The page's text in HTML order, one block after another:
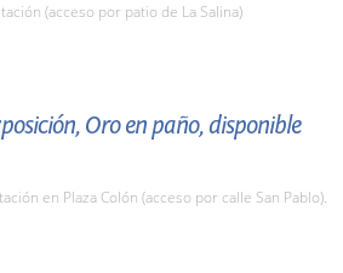
(acceso por patio de La Salina)
Oro en paño, disponible
en Plaza Colón (acceso por calle San Pablo).